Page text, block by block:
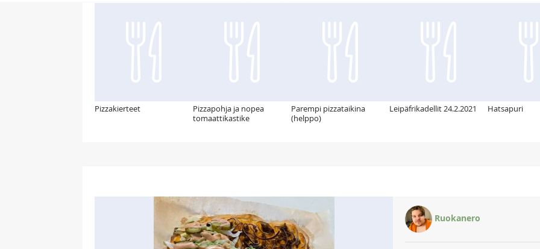
Pizzakierteet
Pizzapohja ja nopea
tomaattikastike
Parempi pizzataikina
(helppo)
Leipäfrikadellit 24.2.2021 Hatsapuri
Ruokanero